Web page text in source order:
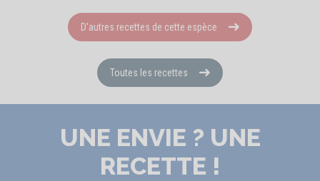
D'autres recettes de cette espèce
Toutes les recettes
UNE ENVIE ? UNE
RECETTE !